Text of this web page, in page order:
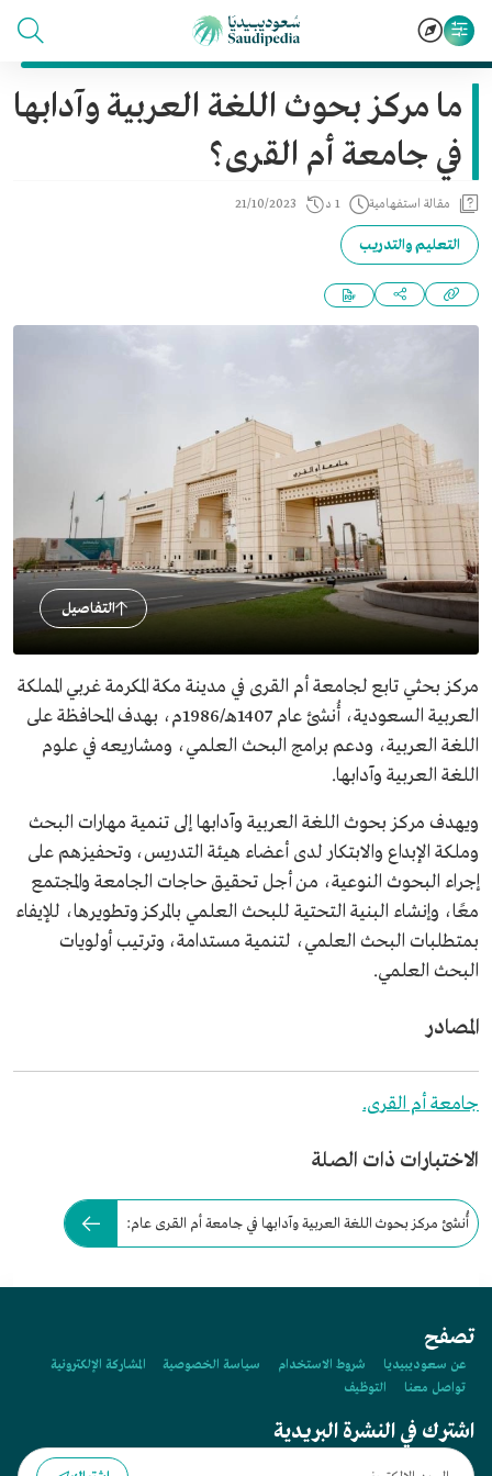
ما مركز بحوث اللغة العربية وآدابها
في جامعة أم القرى؟
مقالة استفهامية 1 د 21/10/2023
التعليم والتدريب
التفاصيل
مركز بحثي تابع لجامعة أم القرى في مدينة مكة المكرمة غربي المملكة
العربية السعودية، أُنشئ عام 1407هـ/1986م، بهدف المحافظة على
اللغة العربية، ودعم برامج البحث العلمي، ومشاريعه في علوم
اللغة العربية وآدابها.
ويهدف مركز بحوث اللغة العربية وآدابها إلى تنمية مهارات البحث
وملكة الإبداع والابتكار لدى أعضاء هيئة التدريس، وتحفيزهم على
إجراء البحوث النوعية، من أجل تحقيق حاجات الجامعة والمجتمع
معًا، وإنشاء البنية التحتية للبحث العلمي بالمركز وتطويرها، للإيفاء
بمتطلبات البحث العلمي، لتنمية مستدامة، وترتيب أولويات
البحث العلمي.
المصادر
جامعة أم القرى.
الاختبارات ذات الصلة
أُنشئ مركز بحوث اللغة العربية وآدابها في جامعة أم القرى عام:
تصفح
عن سعوديبيديا شروط الاستخدام سياسة الخصوصية
المشاركة الإلكترونية
تواصل معنا
التوظيف
اشترك في النشرة البريدية